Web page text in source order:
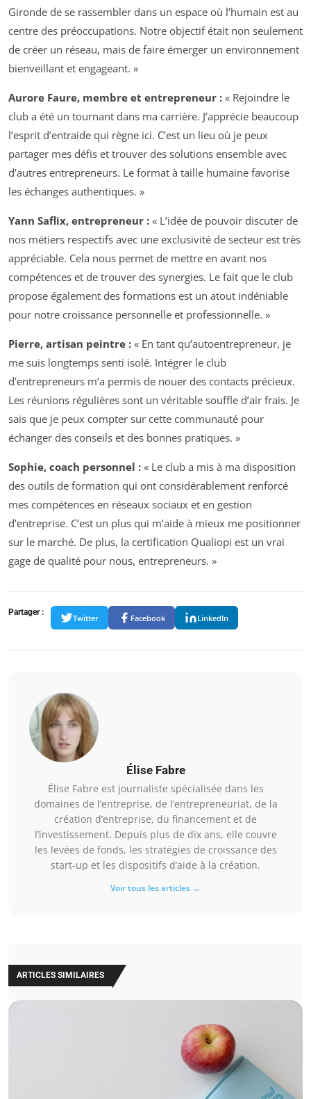
Gironde de se rassembler dans un espace où l’humain est au
centre des préoccupations. Notre objectif était non seulement
de créer un réseau, mais de faire émerger un environnement
bienveillant et engageant. »
Aurore Faure, membre et entrepreneur : « Rejoindre le
club a été un tournant dans ma carrière. J’apprécie beaucoup
l’esprit d’entraide qui règne ici. C’est un lieu où je peux
partager mes défis et trouver des solutions ensemble avec
d’autres entrepreneurs. Le format à taille humaine favorise
les échanges authentiques. »
Yann Saflix, entrepreneur : « L’idée de pouvoir discuter de
nos métiers respectifs avec une exclusivité de secteur est très
appréciable. Cela nous permet de mettre en avant nos
compétences et de trouver des synergies. Le fait que le club
propose également des formations est un atout indéniable
pour notre croissance personnelle et professionnelle. »
Pierre, artisan peintre : « En tant qu’autoentrepreneur, je
me suis longtemps senti isolé. Intégrer le club
d’entrepreneurs m’a permis de nouer des contacts précieux.
Les réunions régulières sont un véritable souffle d’air frais. Je
sais que je peux compter sur cette communauté pour
échanger des conseils et des bonnes pratiques. »
Sophie, coach personnel : « Le club a mis à ma disposition
des outils de formation qui ont considérablement renforcé
mes compétences en réseaux sociaux et en gestion
d’entreprise. C’est un plus qui m’aide à mieux me positionner
sur le marché. De plus, la certification Qualiopi est un vrai
gage de qualité pour nous, entrepreneurs. »
Partager :
Twitter Facebook LinkedIn
Élise Fabre
Élise Fabre est journaliste spécialisée dans les
domaines de l’entreprise, de l’entrepreneuriat, de la
création d’entreprise, du financement et de
l’investissement. Depuis plus de dix ans, elle couvre
les levées de fonds, les stratégies de croissance des
start-up et les dispositifs d’aide à la création.
Voir tous les articles →
ARTICLES SIMILAIRES